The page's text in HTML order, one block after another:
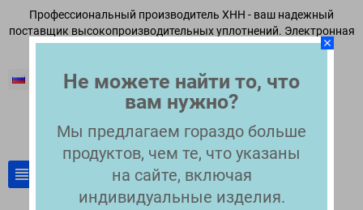
Профессиональный производитель XHH - ваш надежный
поставщик высокопроизводительных уплотнений. Электронная
почта:xhh@xhh-smartech.com
Русский
view_headline
close
Не можете найти то, что
вам нужно?
Мы предлагаем гораздо больше
продуктов, чем те, что указаны
на сайте, включая
индивидуальные изделия.